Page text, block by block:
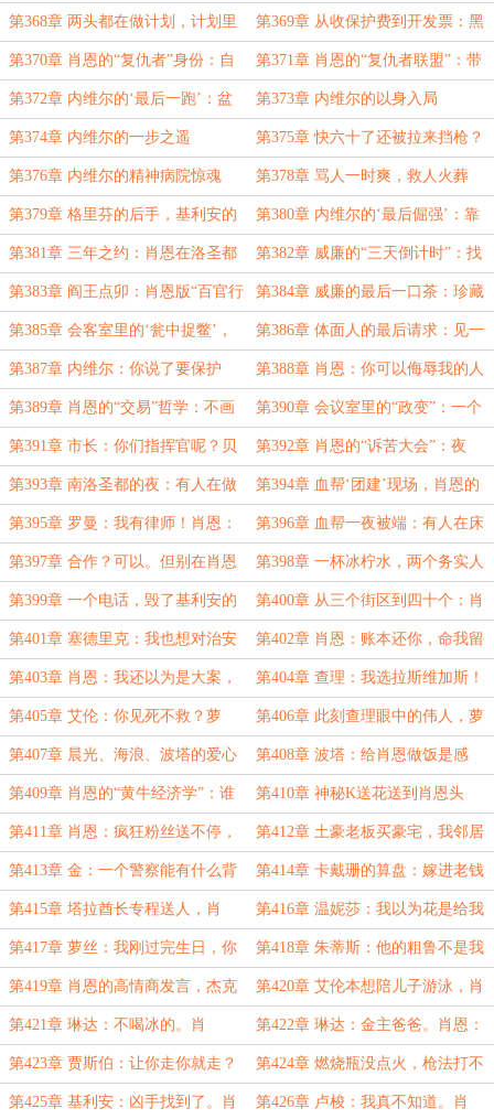
护还是在竞选？ 洛圣都的好姨妈！
第368章 两头都在做计划，计划里
都有对方
第369章 从收保护费到开发票：黑
帮也开始搞“正规化”
第370章 肖恩的“复仇者”身份：自
带编制，上门执法
第371章 肖恩的“复仇者联盟”：带
上特警队，杀回内部事务部
第372章 内维尔的‘最后一跑’：盆
栽被毁，计划败露
第373章 内维尔的以身入局
第374章 内维尔的一步之遥 第375章 快六十了还被拉来挡枪？
这班不上也罢
第376章 内维尔的精神病院惊魂
夜，肖恩的指桑骂槐！
第378章 骂人一时爽，救人火葬
场！
第379章 格里芬的后手，基利安的
真·二十四小时看守！
第380章 内维尔的‘最后倔强’：靠
犯罪分子养，怎么了？
第381章 三年之约：肖恩在洛圣都
打黑，老爹在亚利桑那铺路
第382章 威廉的“三天倒计时”：找
不到内维尔，就去巴西种可可
第383章 阎王点卯：肖恩版“百官行
述”上线
第384章 威廉的最后一口茶：珍藏
多年，入口尽是苦涩
第385章 会客室里的‘瓮中捉鳖’，
格里芬的‘完美谢幕’！
第386章 体面人的最后请求：见一
面，交代一切
第387章 内维尔：你说了要保护
我！肖恩：他已经很给面子了
第388章 肖恩：你可以侮辱我的人
品，不能侮辱我的眼光
第389章 肖恩的“交易”哲学：不画
饼，不骗人，明码标价
第390章 会议室里的“政变”：一个
警督，一群星星，一张地图
第391章 市长：你们指挥官呢？贝
克：刚出去让你喊出去的那个，就
是..
第392章 肖恩的“诉苦大会”：夜
宵、怨气、再打一针鸡血！
第393章 南洛圣都的夜：有人在做
生意，有人在跑路，有人在等死
第394章 血帮‘团建’现场，肖恩的
不请自来！
第395章 罗曼：我有律师！肖恩：
我有子弹。
第396章 血帮一夜被端：有人在床
上、有人在厕所、有人没摘安全帽！
第397章 合作？可以。但别在肖恩
面前摆资历。
第398章 一杯冰柠水，两个务实人
——肖恩与DEA的三七之约
第399章 一个电话，毁了基利安的
晋升路！
第400章 从三个街区到四十个：肖
恩的扫荡，塞德里克的扩张
第401章 塞德里克：我也想对治安
做贡献。肖恩：你不够格。
第402章 肖恩：账本还你，命我留
着。塞德里克：谢谢啊。不平静的夜
晚！
第403章 肖恩：我还以为是大案，
结果是艾伦被人“接力”了
第404章 查理：我选拉斯维加斯！
第405章 艾伦：你见死不救？萝
丝：洛圣都的夜，我比你更危险
第406章 此刻查理眼中的伟人，萝
丝的邀约！
第407章 晨光、海浪、波塔的爱心
早餐——肖恩的“美好”周末
第408章 波塔：给肖恩做饭是感
恩，给艾伦做饭是施舍——别搞混
了！
第409章 肖恩的“黄牛经济学”：谁
坏规矩，谁就别想吃这碗饭
第410章 神秘K送花送到肖恩头
疼：这算性骚扰吗？在线等
第411章 肖恩：疯狂粉丝送不停，
一查竟然是名媛
第412章 土豪老板买豪宅，我邻居
是演员！
第413章 金：一个警察能有什么背
景？克丽丝：你猜他姨妈为什么敢来
警告
第414章 卡戴珊的算盘：嫁进老钱
家族，代孕生子，吃绝户
第415章 塔拉酋长专程送人，肖
恩：好歹喝口水再走？塔拉：不了，
我赶路
第416章 温妮莎：我以为花是给我
的，结果只是让我看一眼
第417章 萝丝：我刚过完生日，你
就来借人？资深按摩师：紧急情况！
第418章 朱蒂斯：他的粗鲁不是我
教的。艾伦：那一定是查理
第419章 肖恩的高情商发言，杰克
的撒币行为；
第420章 艾伦本想陪儿子游泳，肖
恩一句话让他回去继续还贷！
第421章 琳达：不喝冰的。肖
恩：？服务员：祝您好运
第422章 琳达：金主爸爸。肖恩：
别喷了，我受不了！
第423章 贾斯伯：让你走你就走？
拉尔森：拜拜了您嘞！
第424章 燃烧瓶没点火，枪法打不
中人——贾斯伯的行动差点翻车实录
第425章 基利安：凶手找到了。肖 第426章 卢梭：我真不知道。肖